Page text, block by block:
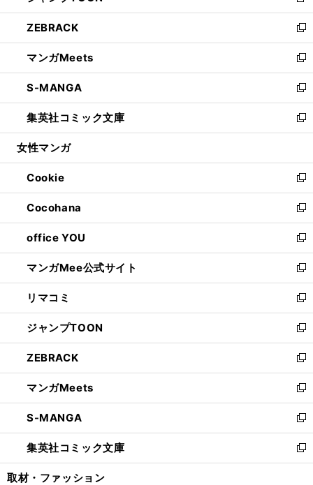
開
く
ウ
で
開
く
ン
ド
ウ
で
開
く
ウ
ィ
ン
ド
ウ
で
開
く
し
い
ウ
ィ
ン
ド
ウ
で
開
ZEBRACK
新
し
い
ウ
ィ
ン
ド
ウ
開
く
マンガMeets
新
し
い
ウ
ィ
ン
ウ
で
開
く
S-MANGA
新
し
い
ウ
ン
ド
ウ
で
開
く
集英社コミック文庫
新
し
ウ
ィ
ン
ド
ウ
で
開
く
女性マンガ
Cookie
新
し
い
ウ
ィ
ン
ド
ウ
で
開
く
Cocohana
新
し
い
ウ
ィ
ン
ド
ウ
で
開
く
office YOU
新
し
い
ウ
ィ
ン
ド
ウ
で
開
く
マンガMee公式サイト
新
し
い
ウ
ィ
ン
ド
ウ
で
開
く
リマコミ
新
し
い
ウ
ィ
ン
ド
ウ
で
開
く
ジャンプTOON
新
し
い
ウ
ィ
ン
ド
ウ
で
開
ZEBRACK
新
し
い
ウ
ィ
ン
ド
ウ
マンガMeets
新
し
い
ウ
ィ
ン
S-MANGA
新
し
い
ウ
集英社コミック文庫
新
し
取材・ファッション